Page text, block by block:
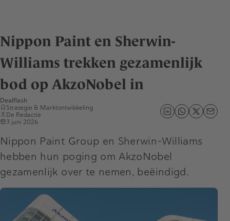
Nippon Paint en Sherwin-
Williams trekken gezamenlijk
bod op AkzoNobel in
Dealflash
Strategie & Marktontwikkeling
De Redactie
3 juni 2026
Nippon Paint Group en Sherwin-Williams
hebben hun poging om AkzoNobel
gezamenlijk over te nemen, beëindigd.